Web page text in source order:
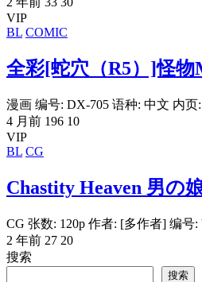
VIP
BL COMIC
全彩[蛇穴（R5）]怪物
漫画 编号: DX-705 语种: 中文 内
4 月前 196 10
VIP
BL CG
Chastity Heaven 男の
CG 张数: 120p 作者: [多作者] 编号:
2 年前 27 20
搜索
搜索